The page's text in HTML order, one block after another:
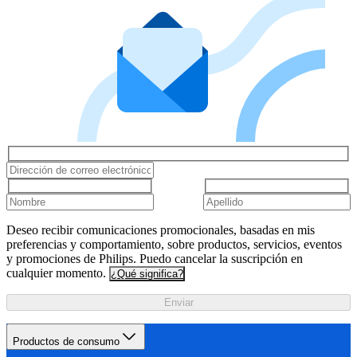
Deseo recibir comunicaciones promocionales, basadas en mis
preferencias y comportamiento, sobre productos, servicios, eventos
y promociones de Philips. Puedo cancelar la suscripción en
cualquier momento. ¿Qué significa?
Enviar
Productos de consumo